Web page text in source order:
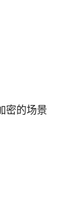
密的场景